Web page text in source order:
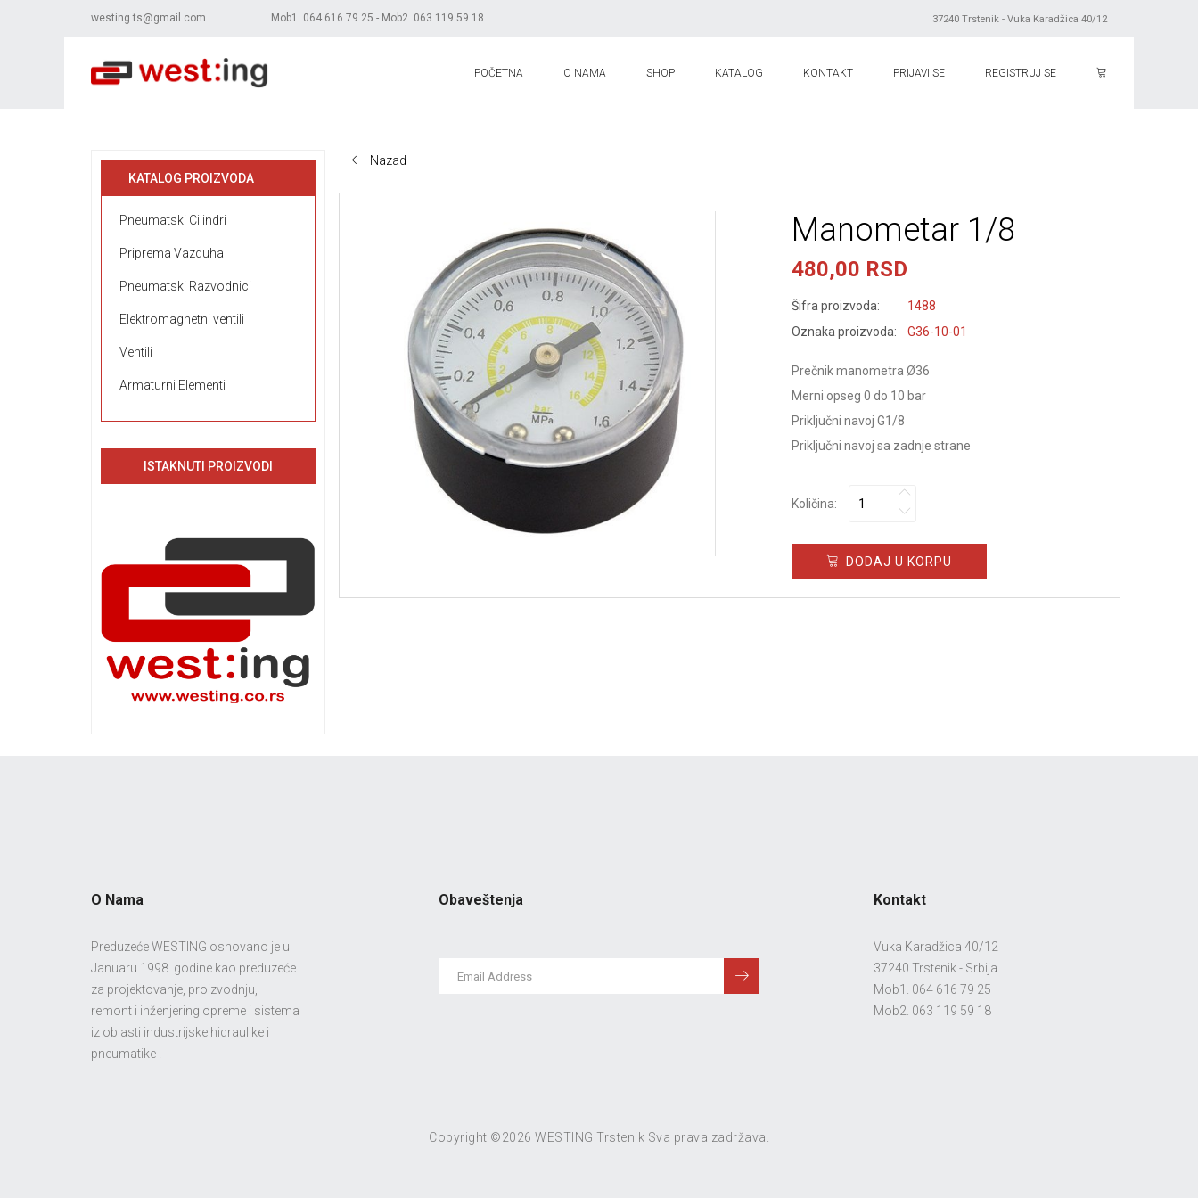
westing.ts@gmail.com Mob1. 064 616 79 25 - Mob2. 063 119 59 18 37240 Trstenik - Vuka Karadžica 40/12
POČETNA O NAMA SHOP KATALOG KONTAKT PRIJAVI SE REGISTRUJ SE
Nazad
Manometar 1/8
480,00 RSD
Šifra proizvoda:
1488
Oznaka proizvoda:
G36-10-01
Prečnik manometra Ø36
Merni opseg 0 do 10 bar
Priključni navoj G1/8
Priključni navoj sa zadnje strane
Količina:
DODAJ U KORPU
KATALOG PROIZVODA
Pneumatski Cilindri
Priprema Vazduha
Pneumatski Razvodnici
Elektromagnetni ventili
Ventili
Armaturni Elementi
ISTAKNUTI PROIZVODI
O Nama
Preduzeće WESTING osnovano je u
Januaru 1998. godine kao preduzeće
za projektovanje, proizvodnju,
remont i inženjering opreme i sistema
iz oblasti industrijske hidraulike i
pneumatike .
Obaveštenja Kontakt
Vuka Karadžica 40/12
37240 Trstenik - Srbija
Mob1. 064 616 79 25
Mob2. 063 119 59 18
Copyright ©2026 WESTING Trstenik Sva prava zadržava.